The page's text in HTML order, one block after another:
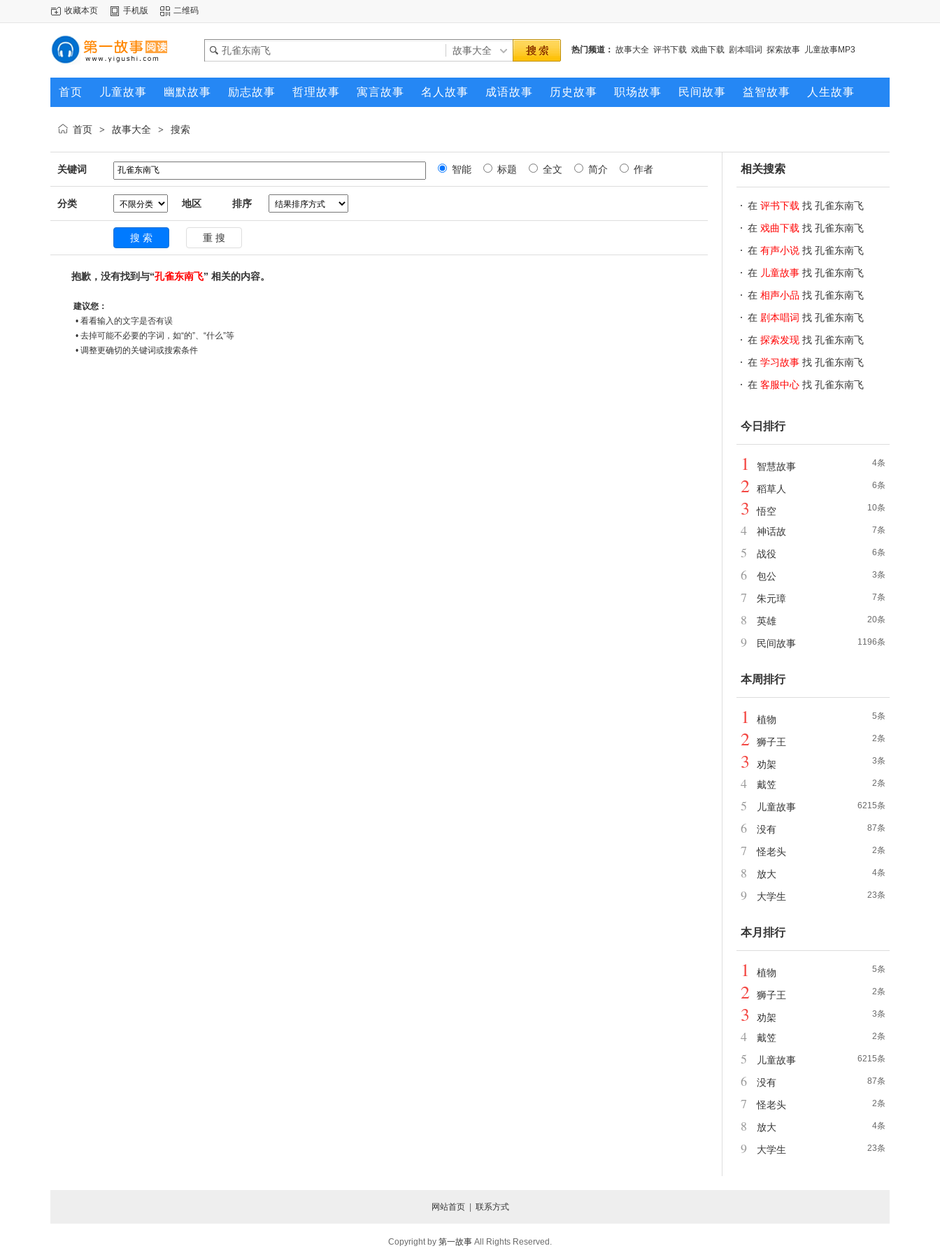
收藏本页 手机版 二维码
热门频道： 故事大全 评书下载 戏曲下载 剧本唱词 探索故事 儿童故事MP3
首页 儿童故事 幽默故事 励志故事 哲理故事 寓言故事 名人故事 成语故事 历史故事 职场故事 民间故事 益智故事 人生故事
首页 > 故事大全 > 搜索
关键词 智能 标题 全文 简介 作者
分类 地区 排序
抱歉，没有找到与“孔雀东南飞” 相关的内容。
建议您：
• 看看输入的文字是否有误
• 去掉可能不必要的字词，如“的”、“什么”等
• 调整更确切的关键词或搜索条件
相关搜索
在 评书下载 找 孔雀东南飞
在 戏曲下载 找 孔雀东南飞
在 有声小说 找 孔雀东南飞
在 儿童故事 找 孔雀东南飞
在 相声小品 找 孔雀东南飞
在 剧本唱词 找 孔雀东南飞
在 探索发现 找 孔雀东南飞
在 学习故事 找 孔雀东南飞
在 客服中心 找 孔雀东南飞
今日排行
4条
1 智慧故事
6条
2 稻草人
10条
3 悟空
7条
4 神话故
6条
5 战役
3条
6 包公
7条
7 朱元璋
20条
8 英雄
1196条
9 民间故事
本周排行
5条
1 植物
2条
2 狮子王
3条
3 劝架
2条
4 戴笠
6215条
5 儿童故事
87条
6 没有
2条
7 怪老头
4条
8 放大
23条
9 大学生
本月排行
5条
1 植物
2条
2 狮子王
3条
3 劝架
2条
4 戴笠
6215条
5 儿童故事
87条
6 没有
2条
7 怪老头
4条
8 放大
23条
9 大学生
网站首页| 联系方式
Copyright by 第一故事 All Rights Reserved.